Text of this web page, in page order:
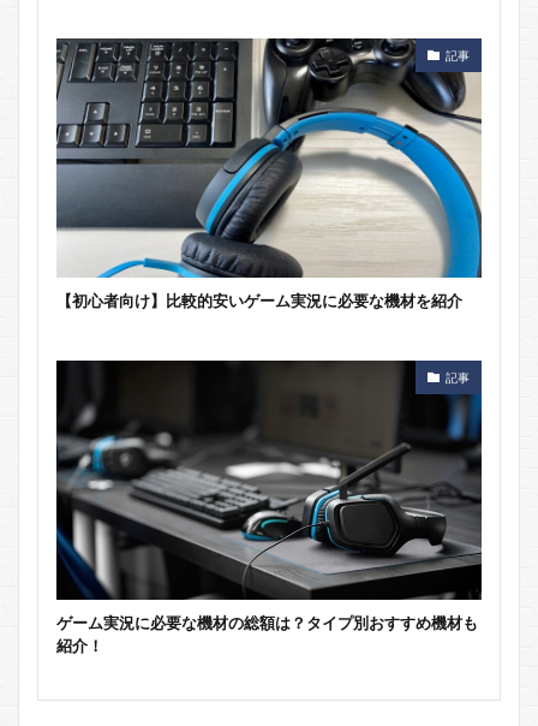
記事
【初心者向け】比較的安いゲーム実況に必要な機材を紹介
記事
ゲーム実況に必要な機材の総額は？タイプ別おすすめ機材も
紹介！